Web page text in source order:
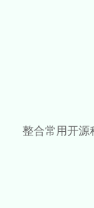
整合常用开源